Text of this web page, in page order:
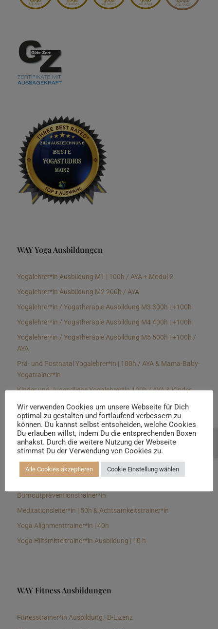
WAY Yoga Ausbildungen
Yogalehrer*in Ausbildung M1 | 100h / AYA + Modul 2
Yogalehrer*in Ausbildung M2 200h / AYA
Yogalehrer*in / Yogatherapie Ausbildung M3 300h | +100h
Yogalehrer*in / Yogatherapie Ausbildung M4 400h | +100h
Yogalehrer*in / Yogatherapie Ausbildung M5 500h | +100h /
AYA
Prä- und Postnatal Yogalehrer*in | 100h / AYA & Mama-Baby-
Yogatrainer*in
Kinder und Jugendliche Yogalehrer*in 100h / AYA & Kinder
Yin Yogalehrer*in | 100 h & Faszientrainer*in
Hormon Yogalehrer*in / Yogatherapeut*in &
Stressmanagementtrainer*in | 70h
Longevitytrainer*in
Burnoutpräventionstrainer*in
Meditationsleiter*in | 50h & Achtsamkeitstrainer*in
Yoga Alignmenttrainer*in | 40h
Yoga Hilfsmitteltrainer*in Ausbildung | 10 h
WAY Fitness Ausbildungen
Fitnesstrainer*in Ausbildung | B-Lizenz
Wir verwenden Cookies um unsere Webseite für Dich
optimal zu gestalten und fortlaufend verbessern zu
können. Du kannst selbst entscheiden, welche Cookies
Du erlauben willst, indem Du die entsprechenden Boxen
anhakst. Durch die weitere Nutzung der Webseite
stimmst Du der Verwendung von Cookies zu.
Alle Cookies akzeptieren Cookie Einstellung wählen
Beratung buchen